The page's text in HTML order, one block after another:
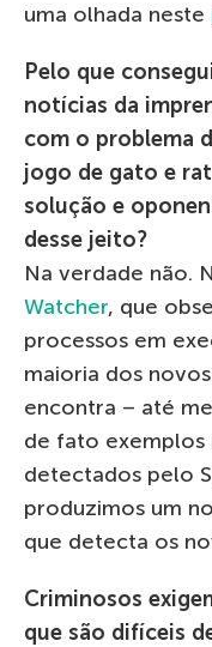
uma olhada neste
Pelo que
notícias da
com o problema
jogo de gato e
solução e
desse jeito?
Na verdade não.
Watcher, que
processos em
maioria dos
encontra – até
de fato exemplos
detectados pelo
produzimos um
que detecta os
Criminosos
que são difíceis